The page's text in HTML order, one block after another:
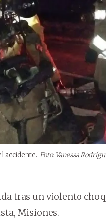
accidente. Foto: Vanessa
tras un violento
Misiones.